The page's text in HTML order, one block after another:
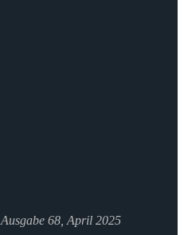
Ausgabe 68, April 2025